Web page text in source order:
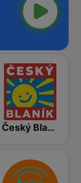
Český Blaník